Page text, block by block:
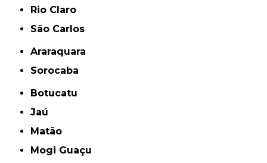
Rio Claro
São Carlos
Araraquara
Sorocaba
Botucatu
Jaú
Matão
Mogi Guaçu